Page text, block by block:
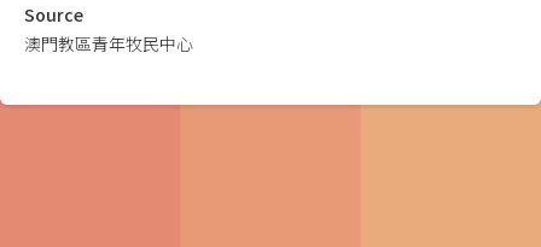
Source
澳門教區青年牧民中心